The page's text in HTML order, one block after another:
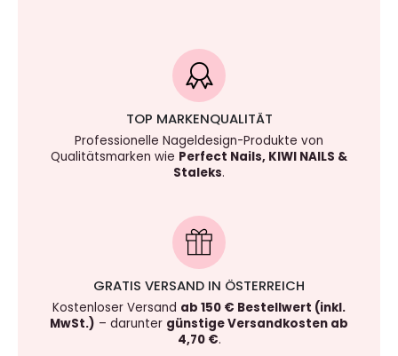
TOP MARKENQUALITÄT
Professionelle Nageldesign-Produkte von
Qualitätsmarken wie Perfect Nails, KIWI NAILS &
Staleks.
GRATIS VERSAND IN ÖSTERREICH
Kostenloser Versand ab 150 € Bestellwert (inkl.
MwSt.) – darunter günstige Versandkosten ab
4,70 €.